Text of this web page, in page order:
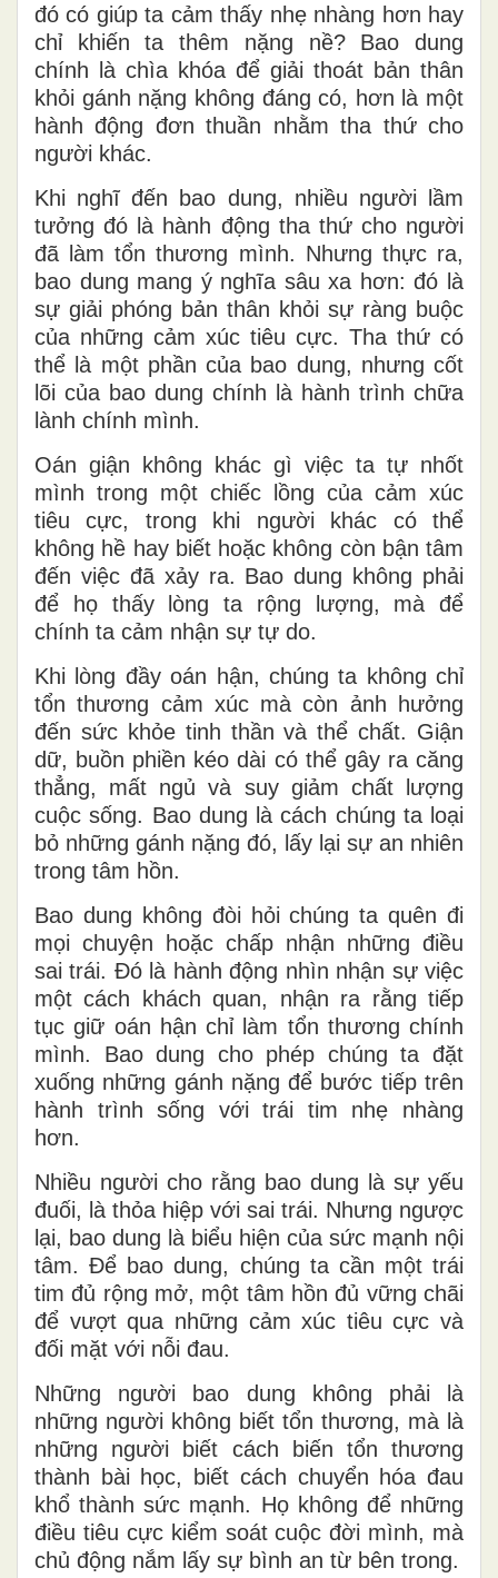
đó có giúp ta cảm thấy nhẹ nhàng hơn hay
chỉ khiến ta thêm nặng nề? Bao dung
chính là chìa khóa để giải thoát bản thân
khỏi gánh nặng không đáng có, hơn là một
hành động đơn thuần nhằm tha thứ cho
người khác.
Khi nghĩ đến bao dung, nhiều người lầm
tưởng đó là hành động tha thứ cho người
đã làm tổn thương mình. Nhưng thực ra,
bao dung mang ý nghĩa sâu xa hơn: đó là
sự giải phóng bản thân khỏi sự ràng buộc
của những cảm xúc tiêu cực. Tha thứ có
thể là một phần của bao dung, nhưng cốt
lõi của bao dung chính là hành trình chữa
lành chính mình.
Oán giận không khác gì việc ta tự nhốt
mình trong một chiếc lồng của cảm xúc
tiêu cực, trong khi người khác có thể
không hề hay biết hoặc không còn bận tâm
đến việc đã xảy ra. Bao dung không phải
để họ thấy lòng ta rộng lượng, mà để
chính ta cảm nhận sự tự do.
Khi lòng đầy oán hận, chúng ta không chỉ
tổn thương cảm xúc mà còn ảnh hưởng
đến sức khỏe tinh thần và thể chất. Giận
dữ, buồn phiền kéo dài có thể gây ra căng
thẳng, mất ngủ và suy giảm chất lượng
cuộc sống. Bao dung là cách chúng ta loại
bỏ những gánh nặng đó, lấy lại sự an nhiên
trong tâm hồn.
Bao dung không đòi hỏi chúng ta quên đi
mọi chuyện hoặc chấp nhận những điều
sai trái. Đó là hành động nhìn nhận sự việc
một cách khách quan, nhận ra rằng tiếp
tục giữ oán hận chỉ làm tổn thương chính
mình. Bao dung cho phép chúng ta đặt
xuống những gánh nặng để bước tiếp trên
hành trình sống với trái tim nhẹ nhàng
hơn.
Nhiều người cho rằng bao dung là sự yếu
đuối, là thỏa hiệp với sai trái. Nhưng ngược
lại, bao dung là biểu hiện của sức mạnh nội
tâm. Để bao dung, chúng ta cần một trái
tim đủ rộng mở, một tâm hồn đủ vững chãi
để vượt qua những cảm xúc tiêu cực và
đối mặt với nỗi đau.
Những người bao dung không phải là
những người không biết tổn thương, mà là
những người biết cách biến tổn thương
thành bài học, biết cách chuyển hóa đau
khổ thành sức mạnh. Họ không để những
điều tiêu cực kiểm soát cuộc đời mình, mà
chủ động nắm lấy sự bình an từ bên trong.